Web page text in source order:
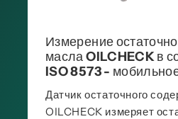
Измерение
масла OILCHECK в
ISO 8573 -
Датчик остаточного
OILCHECK измеряет